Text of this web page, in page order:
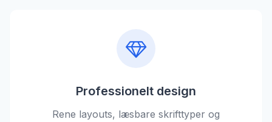
Professionelt design
Rene layouts, læsbare skrifttyper og